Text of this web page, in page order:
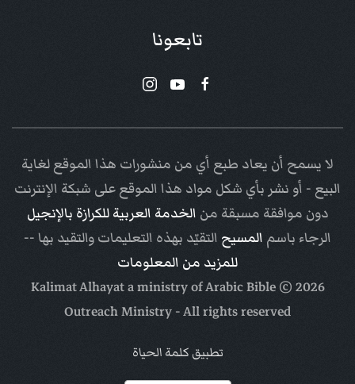
تابعونا
لا يسمح أن يعاد طبع أي من منشورات هذا الموقع لغاية
البيع - أو نشر بأي شكل مواد هذا الموقع على شبكة الإنترنت
دون موافقة مسبقة من الخدمة العربية للكرازة بالإنجيل
الرجاء باسم المسيح التقيّد بهذه التعليمات والتقيد بها --
للمزيد من المعلومات
2026
© Kalimat Alhayat a ministry of
Arabic Bible
Outreach Ministry- All rights reserved
تطبيق كلمة الحياة